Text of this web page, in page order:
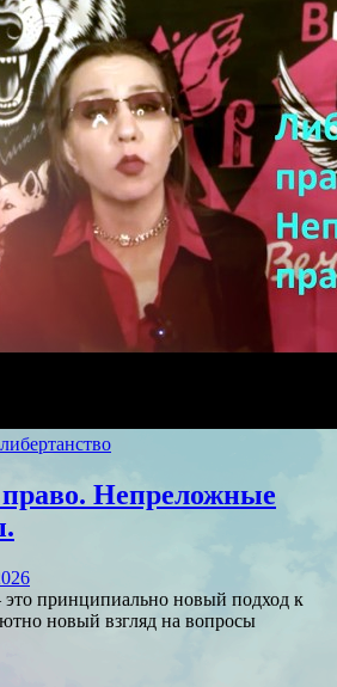
Непреложные
принципиально новый подход к
новый взгляд на вопросы